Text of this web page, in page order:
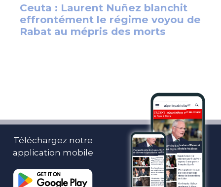
Téléchargez notre
application mobile